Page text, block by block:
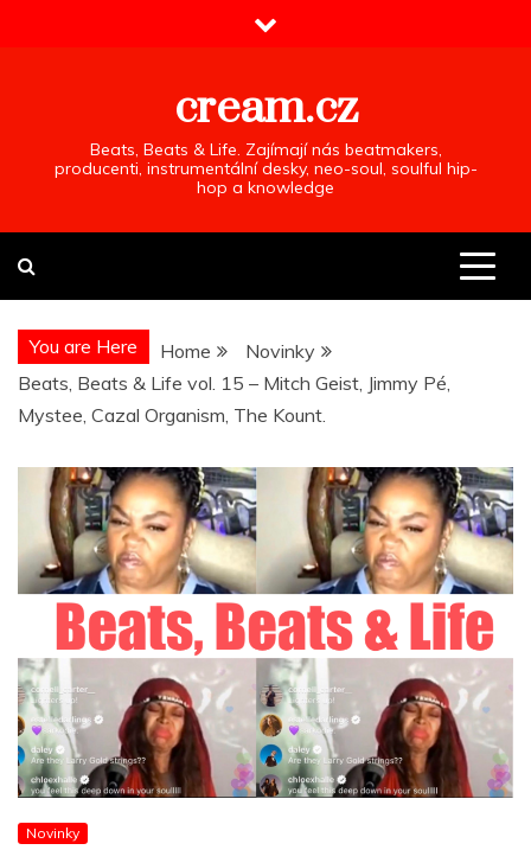
cream.cz
Beats, Beats & Life. Zajímají nás beatmakers,
producenti, instrumentální desky, neo-soul, soulful hip-
hop a knowledge
You are Here Home
Novinky
Beats, Beats & Life vol. 15 – Mitch Geist, Jimmy Pé,
Mystee, Cazal Organism, The Kount.
Novinky